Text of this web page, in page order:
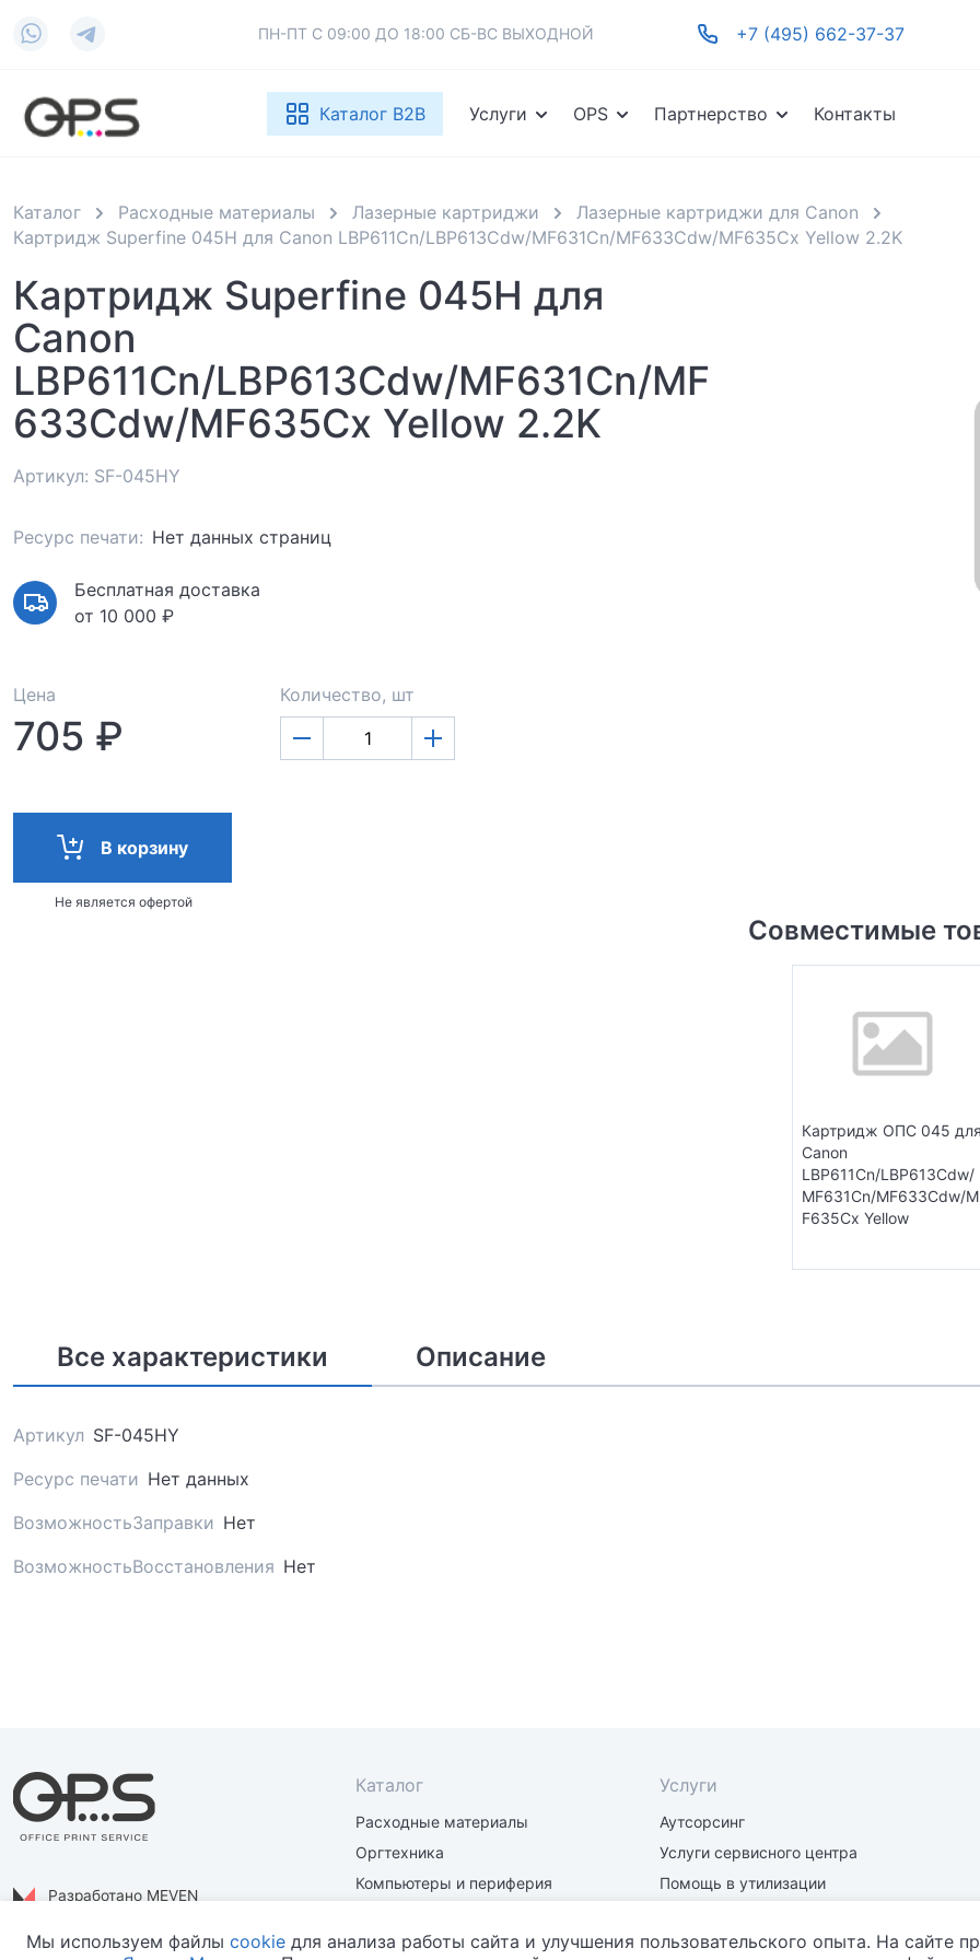
ПН-ПТ С 09:00 ДО 18:00 СБ-ВС ВЫХОДНОЙ +7 (495) 662-37-37
Каталог B2B Услуги OPS Партнерство Контакты
Каталог Расходные материалы Лазерные картриджи
Лазерные картриджи для Canon
Картридж Superfine 045H для Canon LBP611Cn/LBP613Cdw/MF631Cn/MF633Cdw/MF635Cx Yellow 2.2K
Картридж Superfine 045H для
Canon
LBP611Cn/LBP613Cdw/MF631Cn/MF
633Cdw/MF635Cx Yellow 2.2K
Артикул: SF-045HY
Ресурс печати: Нет данных страниц
Бесплатная доставка
от 10 000 ₽
Цена
705 ₽
Количество, шт
В корзину
Не является офертой
Совместимые
Картридж ОПС 045
Canon
LBP611Cn/LBP613Cdw/
MF631Cn/MF633Cdw/M
F635Cx Yellow
Все характеристики Описание
Артикул SF-045HY
Ресурс печати Нет данных
ВозможностьЗаправки Нет
ВозможностьВосстановления Нет
Разработано MEVEN
Политика конфиденциальности
Каталог
Расходные материалы
Оргтехника
Компьютеры и периферия
Услуги
Аутсорсинг
Услуги сервисного центра
Помощь в утилизации
картриджей
Мы используем файлы cookie для анализа работы сайта и улучшения пользовательского опыта. На сайте